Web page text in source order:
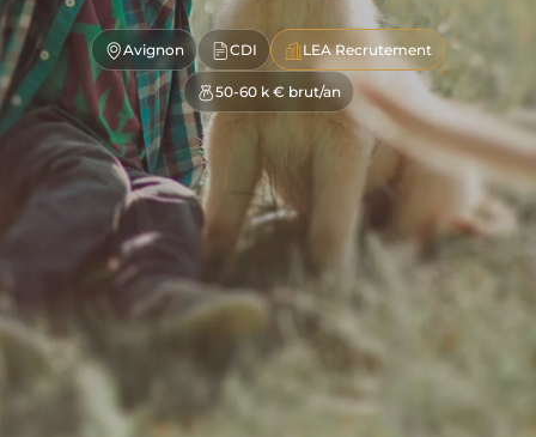
Avignon CDI LEA Recrutement
50-60 k € brut/an